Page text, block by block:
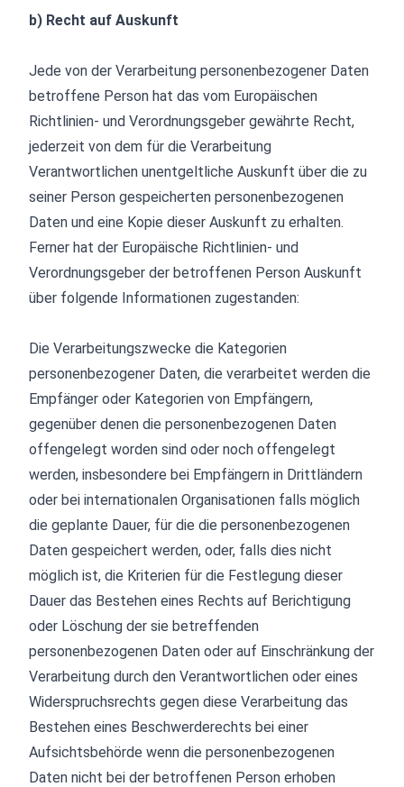
b) Recht auf Auskunft
Jede von der Verarbeitung personenbezogener Daten
betroffene Person hat das vom Europäischen
Richtlinien- und Verordnungsgeber gewährte Recht,
jederzeit von dem für die Verarbeitung
Verantwortlichen unentgeltliche Auskunft über die zu
seiner Person gespeicherten personenbezogenen
Daten und eine Kopie dieser Auskunft zu erhalten.
Ferner hat der Europäische Richtlinien- und
Verordnungsgeber der betroffenen Person Auskunft
über folgende Informationen zugestanden:
Die Verarbeitungszwecke die Kategorien
personenbezogener Daten, die verarbeitet werden die
Empfänger oder Kategorien von Empfängern,
gegenüber denen die personenbezogenen Daten
offengelegt worden sind oder noch offengelegt
werden, insbesondere bei Empfängern in Drittländern
oder bei internationalen Organisationen falls möglich
die geplante Dauer, für die die personenbezogenen
Daten gespeichert werden, oder, falls dies nicht
möglich ist, die Kriterien für die Festlegung dieser
Dauer das Bestehen eines Rechts auf Berichtigung
oder Löschung der sie betreffenden
personenbezogenen Daten oder auf Einschränkung der
Verarbeitung durch den Verantwortlichen oder eines
Widerspruchsrechts gegen diese Verarbeitung das
Bestehen eines Beschwerderechts bei einer
Aufsichtsbehörde wenn die personenbezogenen
Daten nicht bei der betroffenen Person erhoben